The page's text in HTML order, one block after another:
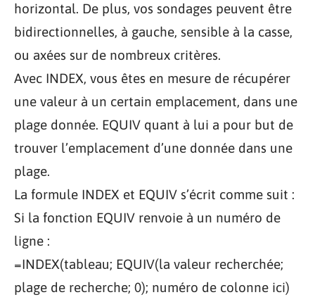
horizontal. De plus, vos sondages peuvent être
bidirectionnelles, à gauche, sensible à la casse,
ou axées sur de nombreux critères.
Avec INDEX, vous êtes en mesure de récupérer
une valeur à un certain emplacement, dans une
plage donnée. EQUIV quant à lui a pour but de
trouver l’emplacement d’une donnée dans une
plage.
La formule INDEX et EQUIV s’écrit comme suit :
Si la fonction EQUIV renvoie à un numéro de
ligne :
=INDEX(tableau; EQUIV(la valeur recherchée;
plage de recherche; 0); numéro de colonne ici)